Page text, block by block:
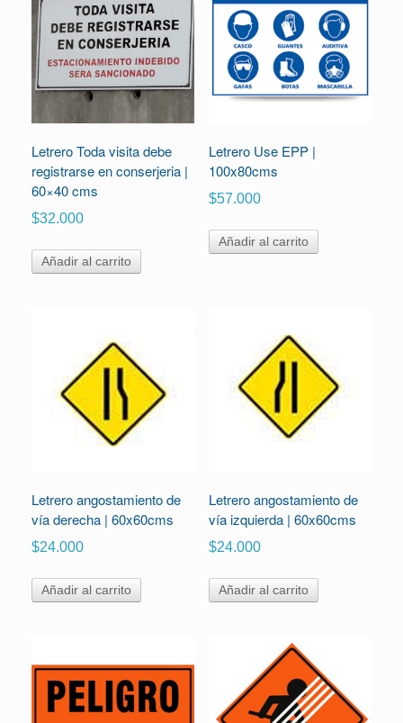
Letrero Toda visita debe
registrarse en conserjeria |
60×40 cms
$32.000
Añadir al carrito
Letrero Use EPP |
100x80cms
$57.000
Añadir al carrito
Letrero angostamiento de
vía derecha | 60x60cms
$24.000
Añadir al carrito
Letrero angostamiento de
vía izquierda | 60x60cms
$24.000
Añadir al carrito